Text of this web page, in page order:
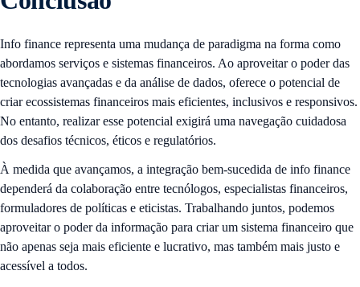
Info finance representa uma mudança de paradigma na forma como
abordamos serviços e sistemas financeiros. Ao aproveitar o poder das
tecnologias avançadas e da análise de dados, oferece o potencial de
criar ecossistemas financeiros mais eficientes, inclusivos e responsivos.
No entanto, realizar esse potencial exigirá uma navegação cuidadosa
dos desafios técnicos, éticos e regulatórios.
À medida que avançamos, a integração bem-sucedida de info finance
dependerá da colaboração entre tecnólogos, especialistas financeiros,
formuladores de políticas e eticistas. Trabalhando juntos, podemos
aproveitar o poder da informação para criar um sistema financeiro que
não apenas seja mais eficiente e lucrativo, mas também mais justo e
acessível a todos.